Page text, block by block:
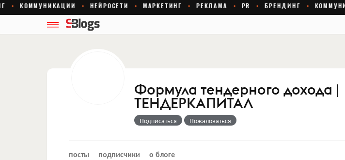
Формула тендерного дохода |
ТЕНДЕРКАПИТАЛ
Подписаться Пожаловаться
посты подписчики о блоге